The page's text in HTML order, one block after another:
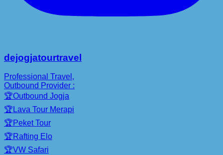
dejogjatourtravel
Professional Travel,
Outbound Provider :
🏆Outbound Jogja
🏆Lava Tour Merapi
🏆Peket Tour
🏆Rafting Elo
🏆VW Safari